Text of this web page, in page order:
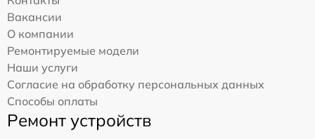
Вакансии
О компании
Ремонтируемые модели
Наши услуги
Согласие на обработку персональных данных
Способы оплаты
Ремонт устройств